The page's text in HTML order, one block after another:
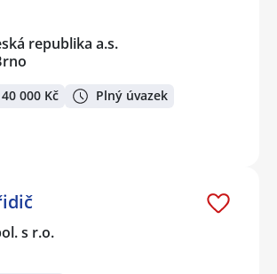
republika a.s.
000 Kč Plný úvazek
s r.o.